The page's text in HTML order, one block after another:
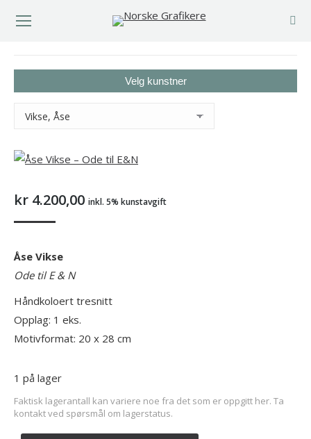
Velg kunstner
kr 4.200,00 inkl. 5% kunstavgift
Åse Vikse
Ode til E & N
Håndkoloert tresnitt
Opplag: 1 eks.
Motivformat: 20 x 28 cm
1 på lager
Faktisk lagerantall kan variere noe fra det som er oppgitt her. Ta
kontakt ved spørsmål om lagerstatus.